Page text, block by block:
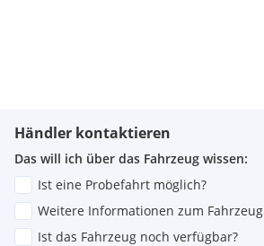
Händler kontaktieren
Das will ich über das Fahrzeug wissen:
Ist eine Probefahrt möglich?
Weitere Informationen zum Fahrzeug
Ist das Fahrzeug noch verfügbar?